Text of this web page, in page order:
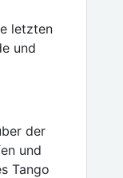
letzten
und
der
und
Tango